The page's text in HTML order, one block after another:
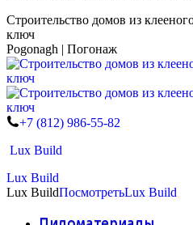
Строительство домов из
ключ
Pogonagh | Погонаж
+7 (812) 986-55-82
Lux Build
Lux Build
Lux BuildПосмотретьLux Build